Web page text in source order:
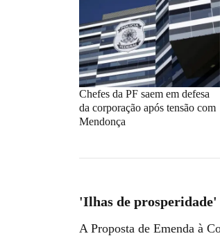
Chefes da PF saem em defesa
da corporação após tensão com
Mendonça
'Ilhas de prosperidade'
A Proposta de Emenda à